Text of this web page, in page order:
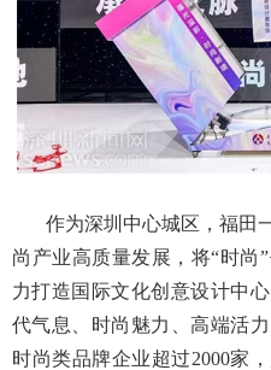
作为深圳中心城区，福田
尚产业高质量发展，将“时尚
力打造国际文化创意设计中
代气息、时尚魅力、高端活
时尚类品牌企业超过2000家